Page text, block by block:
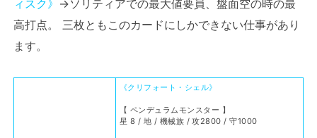
ィスク》 →ソリティアでの最大値要員、盤面空の時の最
高打点。 三枚ともこのカードにしかできない仕事があり
ます。
《クリフォート・シェル》
【 ペンデュラムモンスター 】
星 8 / 地 / 機械族 / 攻2800 / 守1000